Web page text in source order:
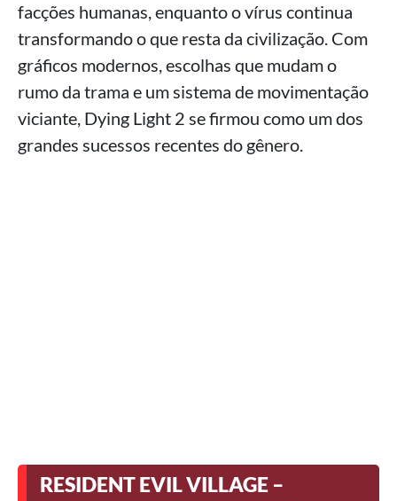
facções humanas, enquanto o vírus continua
transformando o que resta da civilização. Com
gráficos modernos, escolhas que mudam o
rumo da trama e um sistema de movimentação
viciante, Dying Light 2 se firmou como um dos
grandes sucessos recentes do gênero.
RESIDENT EVIL VILLAGE –